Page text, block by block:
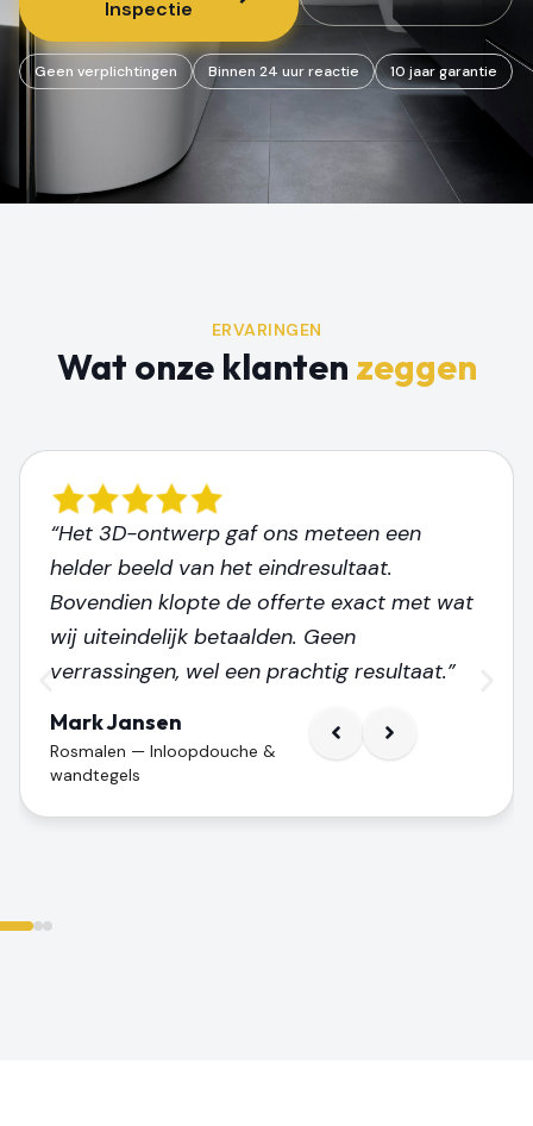
Inspectie
Geen verplichtingen Binnen 24 uur reactie 10 jaar garantie
ERVARINGEN
Wat onze klanten zeggen
“Het 3D-ontwerp gaf ons meteen een
helder beeld van het eindresultaat.
Bovendien klopte de offerte exact met wat
wij uiteindelijk betaalden. Geen
verrassingen, wel een prachtig resultaat.”
Mark Jansen
Rosmalen — Inloopdouche &
wandtegels